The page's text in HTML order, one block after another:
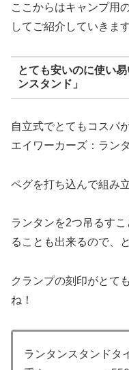
ここからはキャンプ用
してご紹介していきます
とても安いのに使い
ンスタンド」
自立式でとてもコスパ
エイワーカーズ：ラン
ペグを打ち込んで組み
ランタンを2つ吊るす
ることも出来るので、
クランプの刻印がとて
ね！
ランタンスタンドタ